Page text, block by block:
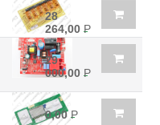
28
264,00 Р
29
000,00 Р
0,00Р